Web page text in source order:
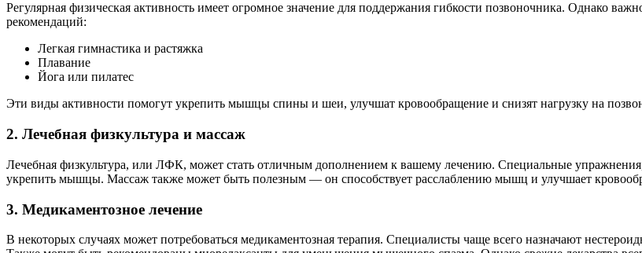
Регулярная физическая активность имеет огромное значение для поддержания гибкости позвоночника. Однако
рекомендаций:
Легкая гимнастика и растяжка
Плавание
Йога или пилатес
Эти виды активности помогут укрепить мышцы спины и шеи, улучшат кровообращение и снизят нагрузку на
2. Лечебная физкультура и массаж
Лечебная физкультура, или ЛФК, может стать отличным дополнением к вашему лечению. Специальные
укрепить мышцы. Массаж также может быть полезным — он способствует расслаблению мышц и улучшает
3. Медикаментозное лечение
В некоторых случаях может потребоваться медикаментозная терапия. Специалисты чаще всего назначают